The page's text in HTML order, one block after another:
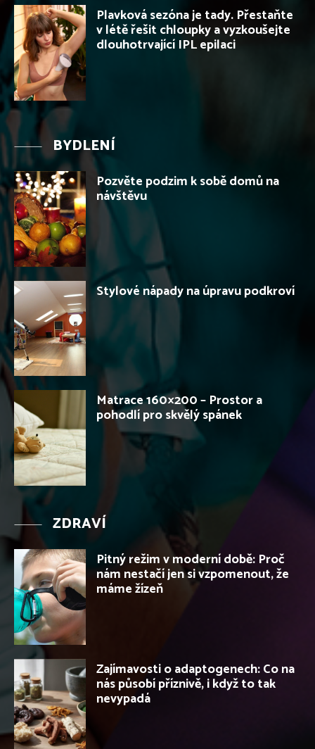
Plavková sezóna je tady. Přestaňte
v létě řešit chloupky a vyzkoušejte
dlouhotrvající IPL epilaci
BYDLENÍ
Pozvěte podzim k sobě domů na
návštěvu
Stylové nápady na úpravu podkroví
Matrace 160×200 – Prostor a
pohodlí pro skvělý spánek
ZDRAVÍ
Pitný režim v moderní době: Proč
nám nestačí jen si vzpomenout, že
máme žízeň
Zajímavosti o adaptogenech: Co na
nás působí příznivě, i když to tak
nevypadá